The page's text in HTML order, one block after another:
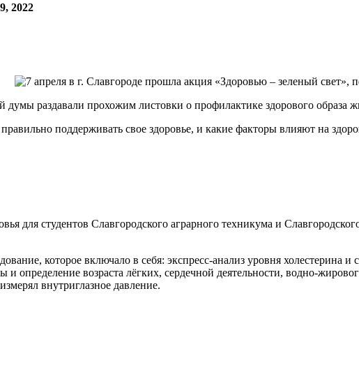
2022
раздавали прохожим листовки о профилактике здорового образа
поддерживать свое здоровье, и какие факторы влияют на
для студентов Славгородского аграрного техникума и
которое включало в себя: экспресс-анализ уровня холестерина
определение возраста лёгких, сердечной деятельности, водно-
внутриглазное давление.